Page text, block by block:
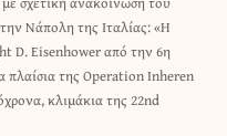
Νάπολη της Ιταλίας: «Η
D. Eisenhower από την 6η
πλαίσια της Operation Inheren
κλιμάκια της 22nd